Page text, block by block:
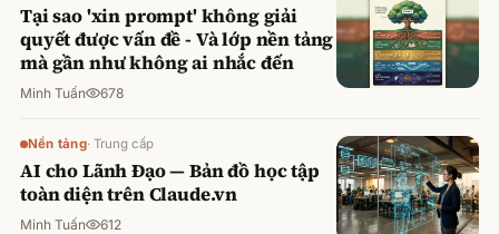
Tại sao 'xin prompt' không giải
quyết được vấn đề - Và lớp nền tảng
mà gần như không ai nhắc đến
Minh Tuấn 678
Nền tảng· Trung cấp
AI cho Lãnh Đạo — Bản đồ học tập
toàn diện trên Claude.vn
Minh Tuấn 612